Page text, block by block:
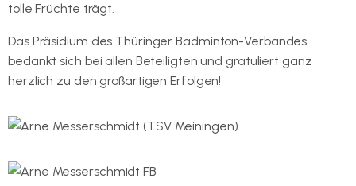
tolle Früchte trägt.
Das Präsidium des Thüringer Badminton-Verbandes
bedankt sich bei allen Beteiligten und gratuliert ganz
herzlich zu den großartigen Erfolgen!